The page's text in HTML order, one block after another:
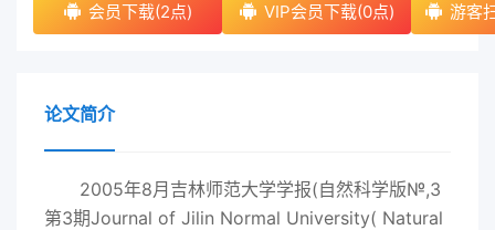
会员下载(2点) VIP会员下载(0点) 游客
论文简介
2005年8月吉林师范大学学报(自然科学版№,3
第3期Journal of Jilin Normal University( Natural